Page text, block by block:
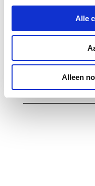
Alle
Alleen
Nassouli, Mehdi
Nationaal
Nationaal